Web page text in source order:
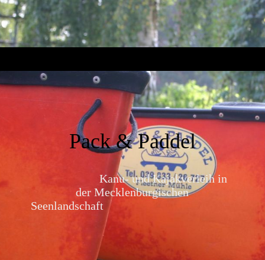
Pack & Paddel
Kanu- und Kajakverleih in
der Mecklenburgischen
Seenlandschaft